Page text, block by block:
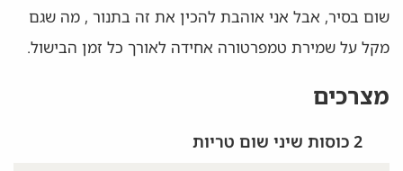
שום בסיר, אבל אני אוהבת להכין את זה בתנור , מה שגם
מקל על שמירת טמפרטורה אחידה לאורך כל זמן הבישול.
מצרכים
2 כוסות שיני שום טריות